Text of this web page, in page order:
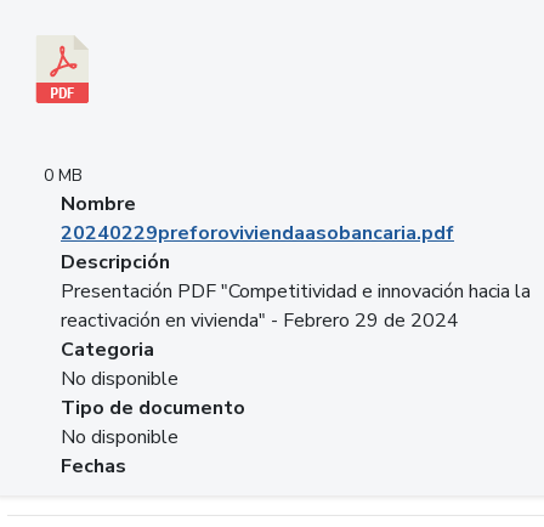
0 MB
Nombre
20240229preforoviviendaasobancaria.pdf
Descripción
Presentación PDF "Competitividad e innovación hacia la
reactivación en vivienda" - Febrero 29 de 2024
Categoria
No disponible
Tipo de documento
No disponible
Fechas